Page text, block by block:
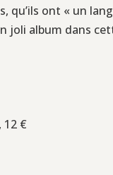
ont « un
joli album dans
12 €